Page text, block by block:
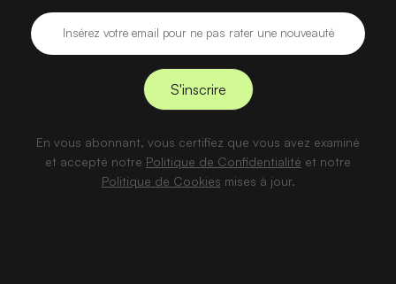
En vous abonnant, vous certifiez que vous avez examiné
et accepté notre Politique de Confidentialité et notre
Politique de Cookies mises à jour.